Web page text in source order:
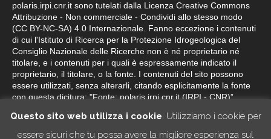
polaris.irpi.cnr.it sono tutelati dalla Licenza Creative Commons
Attribuzione - Non commerciale - Condividi allo stesso modo
(CC BY-NC-SA) 4.0 Internazionale. Fanno eccezione i contenuti
di cui l'Istituto di Ricerca per la Protezione Idrogeologica del
Consiglio Nazionale delle Ricerche non è né proprietario né
titolare, e i contenuti per i quali è espressamente indicato il
proprietario, il titolare, o la fonte. I contenuti del sito possono
essere utilizzati, senza alterarli, citando esplicitamente la fonte
con questa dicitura: "Fonte: polaris.irpi.cnr.it (IRPI - CNR)”.
Questo sito web utilizza i cookie. Utilizziamo i cookie per
essere sicuri che tu possa avere la migliore esperienza sul